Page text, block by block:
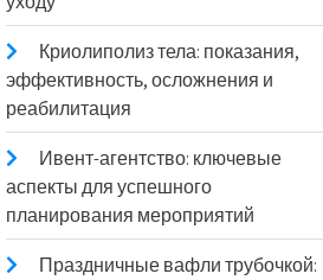
Криолиполиз тела: показания,
эффективность, осложнения и
реабилитация
Ивент-агентство: ключевые
аспекты для успешного
планирования мероприятий
Праздничные вафли трубочкой: